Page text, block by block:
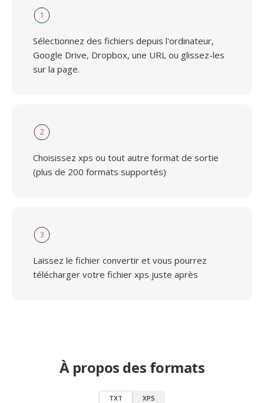
1
Sélectionnez des fichiers depuis l'ordinateur,
Google Drive, Dropbox, une URL ou glissez-les
sur la page.
2
Choisissez xps ou tout autre format de sortie
(plus de 200 formats supportés)
3
Laissez le fichier convertir et vous pourrez
télécharger votre fichier xps juste après
À propos des formats
TXT XPS